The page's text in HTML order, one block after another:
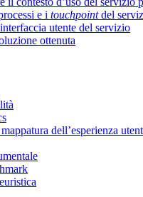
e i touchpointdel
utente del servizio
ottenuta
dell’esperienza